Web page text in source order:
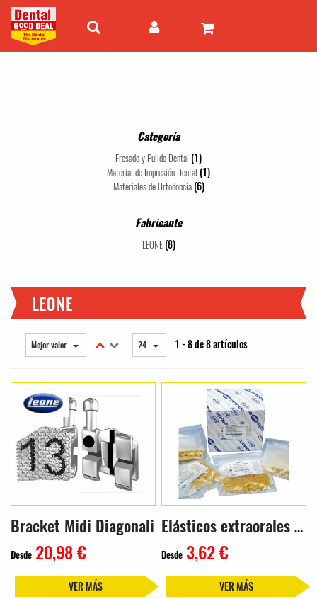
Categoría
Fresado y Pulido Dental (1)
Material de Impresión Dental (1)
Materiales de Ortodoncia(6)
Fabricante
LEONE(8)
LEONE
Mejor valor 24 1 - 8 de 8 artículos
Bracket Midi Diagonali
Desde 20,98 €
VER MÁS
Elásticos extraorales (100 uds.)
Desde 3,62 €
VER MÁS